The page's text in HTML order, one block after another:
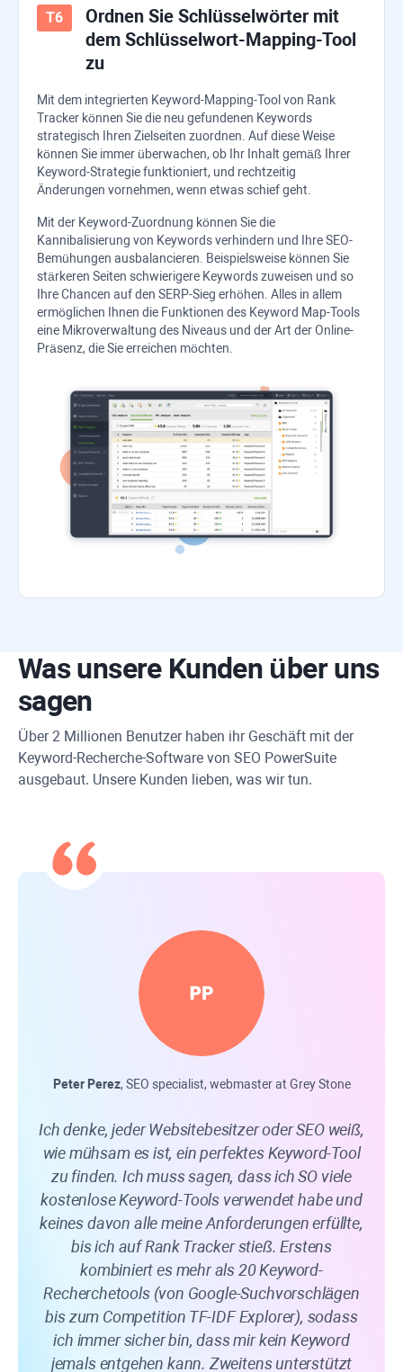
Ordnen Sie Schlüsselwörter mit
dem Schlüsselwort-Mapping-Tool
zu
Mit dem integrierten Keyword-Mapping-Tool von Rank
Tracker können Sie die neu gefundenen Keywords
strategisch Ihren Zielseiten zuordnen. Auf diese Weise
können Sie immer überwachen, ob Ihr Inhalt gemäß Ihrer
Keyword-Strategie funktioniert, und rechtzeitig
Änderungen vornehmen, wenn etwas schief geht.
Mit der Keyword-Zuordnung können Sie die
Kannibalisierung von Keywords verhindern und Ihre SEO-
Bemühungen ausbalancieren. Beispielsweise können Sie
stärkeren Seiten schwierigere Keywords zuweisen und so
Ihre Chancen auf den SERP-Sieg erhöhen. Alles in allem
ermöglichen Ihnen die Funktionen des Keyword Map-Tools
eine Mikroverwaltung des Niveaus und der Art der Online-
Präsenz, die Sie erreichen möchten.
Was unsere Kunden über uns
sagen
Über 2 Millionen Benutzer haben ihr Geschäft mit der
Keyword-Recherche-Software von SEO PowerSuite
ausgebaut. Unsere Kunden lieben, was wir tun.
Peter Perez, SEO specialist, webmaster at Grey Stone
Ich denke, jeder Websitebesitzer oder SEO weiß,
wie mühsam es ist, ein perfektes Keyword-Tool
zu finden. Ich muss sagen, dass ich SO viele
kostenlose Keyword-Tools verwendet habe und
keines davon alle meine Anforderungen erfüllte,
bis ich aufRank Trackerstieß. Erstens
kombiniert es mehr als 20 Keyword-
Recherchetools (von Google-Suchvorschlägen
bis zum Competition TF-IDF Explorer), sodass
ich immer sicher bin, dass mir kein Keyword
jemals entgehen kann. Zweitens unterstützt